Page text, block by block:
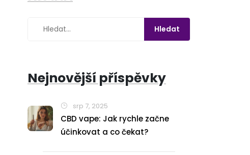
Nejnovější příspěvky
srp 7, 2025
CBD vape: Jak rychle začne
účinkovat a co čekat?